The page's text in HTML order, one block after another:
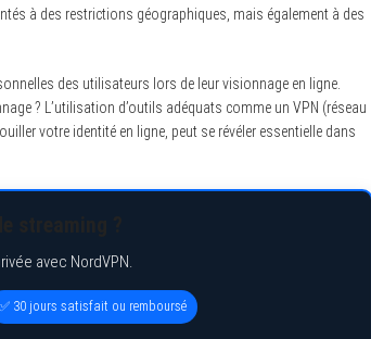
à des restrictions géographiques, mais également à des
des utilisateurs lors de leur visionnage en ligne.
? L’utilisation d’outils adéquats comme un VPN (réseau
votre identité en ligne, peut se révéler essentielle dans
avec NordVPN.
✅ 30 jours satisfait ou remboursé